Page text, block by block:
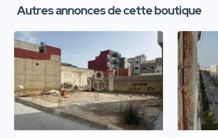
Autres annonces de cette boutique